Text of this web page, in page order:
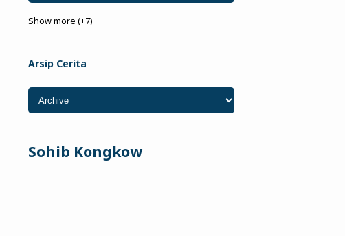
Show more (+7)
Arsip Cerita
Sohib Kongkow